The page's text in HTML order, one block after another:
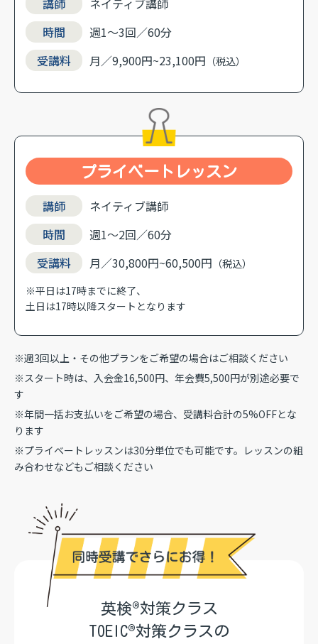
時間
週1〜3回／60分
受講料
月／9,900円~23,100円 （税込）
プライベートレッスン
講師
ネイティブ講師
時間
週1〜2回／60分
受講料
月／30,800円~60,500円 （税込）
※平日は17時までに終了、
土日は17時以降スタートとなります
※週3回以上・その他プランをご希望の場合はご相談ください
※スタート時は、入会金16,500円、年会費5,500円が別途必要で
す
※年間一括お支払いをご希望の場合、受講料合計の5%OFFとな
ります
※プライベートレッスンは30分単位でも可能です。レッスンの組
み合わせなどもご相談ください
英検®対策クラス
TOEIC®対策クラスの